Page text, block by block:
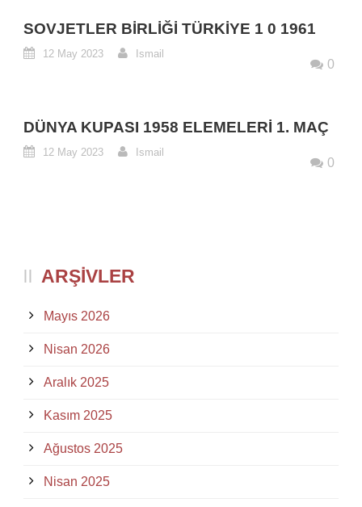
SOVJETLER BIRLIĞI TÜRKIYE 1 0 1961
12 May 2023 Ismail
0
DÜNYA KUPASI 1958 ELEMELERI 1. MAÇ
12 May 2023 Ismail
0
ARŞIVLER
Mayıs 2026
Nisan 2026
Aralık 2025
Kasım 2025
Ağustos 2025
Nisan 2025